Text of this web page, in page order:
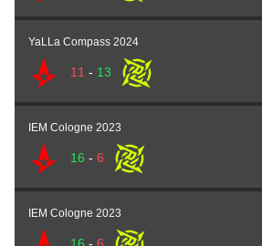
YaLLa Compass 2024
11 - 13
IEM Cologne 2023
16 - 6
IEM Cologne 2023
16 - 6